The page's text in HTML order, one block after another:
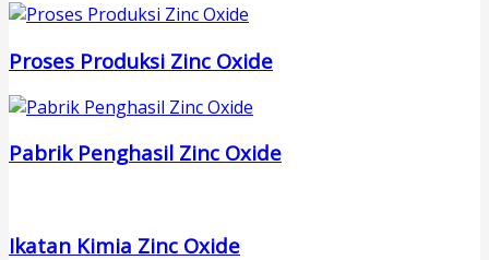
Proses Produksi Zinc Oxide
Pabrik Penghasil Zinc Oxide
Ikatan Kimia Zinc Oxide